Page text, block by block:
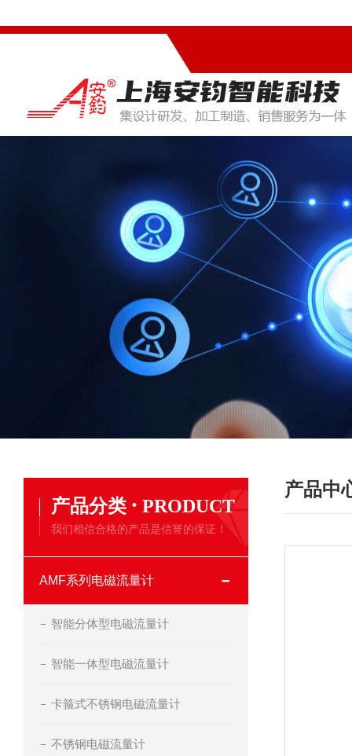
产品分类 · PRODUCT
我们相信合格的产品是信誉的保证！
AMF系列电磁流量计
智能分体型电磁流量计
智能一体型电磁流量计
卡箍式不锈钢电磁流量计
不锈钢电磁流量计
产品中